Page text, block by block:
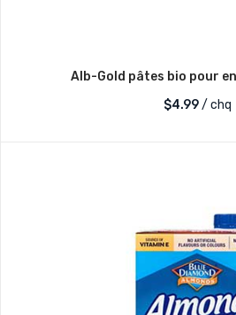
Alb-Gold pâtes bio pour
$4.99/ chq